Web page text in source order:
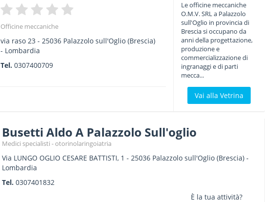
Officine meccaniche
via raso 23 -25036 Palazzolo sull'Oglio (Brescia)
- Lombardia
Tel.0307400709
Le officine meccaniche
O.M.V. SRL a Palazzolo
sull'Oglio in provincia di
Brescia si occupano da
anni della progettazione,
produzione e
commercializzazione di
ingranaggi e di parti
mecca...
Vai alla Vetrina
Busetti Aldo A Palazzolo Sull'oglio
Medici specialisti - otorinolaringoiatria
Via LUNGO OGLIO CESARE BATTISTI, 1 - 25036 Palazzolo sull'Oglio(Brescia) -
Lombardia
Tel. 0307401832
È la tua attività?